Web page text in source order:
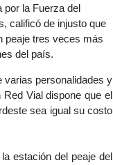
por la Fuerza del
calificó de injusto que
peaje tres veces más
del país.
varias personalidades y
Vial dispone que el
sea igual su costo
estación del peaje del